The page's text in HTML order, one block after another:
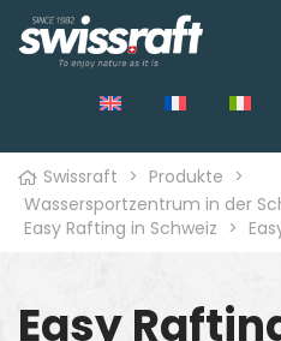
Swissraft > Produkte >
Wassersportzentrum in der
Easy Rafting in Schweiz >
Easy